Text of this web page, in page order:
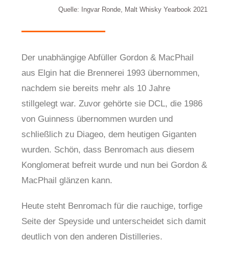
Quelle: Ingvar Ronde, Malt Whisky Yearbook 2021
Der unabhängige Abfüller Gordon & MacPhail
aus Elgin hat die Brennerei 1993 übernommen,
nachdem sie bereits mehr als 10 Jahre
stillgelegt war. Zuvor gehörte sie DCL, die 1986
von Guinness übernommen wurden und
schließlich zu Diageo, dem heutigen Giganten
wurden. Schön, dass Benromach aus diesem
Konglomerat befreit wurde und nun bei Gordon &
MacPhail glänzen kann.
Heute steht Benromach für die rauchige, torfige
Seite der Speyside und unterscheidet sich damit
deutlich von den anderen Distilleries.